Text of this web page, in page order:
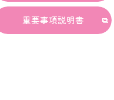
重要事項説明書